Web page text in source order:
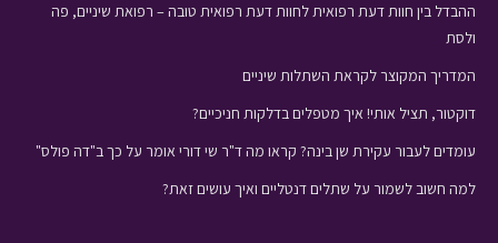
ההבדל בין חוות דעת רפואית לחוות דעת רפואית טובה – רפואת שיניים, פה
ולסת
המדריך המקוצר לקראת השתלות שיניים
דוקטור, תציל אותי! איך מטפלים בדלקות חניכיים?
עומדים לעבור עקירת שן בינה? קראו מה ד"ר שי דורי אומר על כך ב"דה פולס"
למה חשוב לשמור על שתלים דנטליים ואיך עושים זאת?